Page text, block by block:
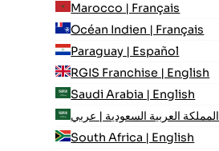
Marocco | Français
Océan Indien | Français
Paraguay | Español
RGIS Franchise | English
Saudi Arabia | English
المملكة العربية السعودية | عربي
South Africa | English